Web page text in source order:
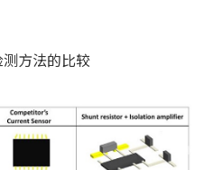
测方法的比较